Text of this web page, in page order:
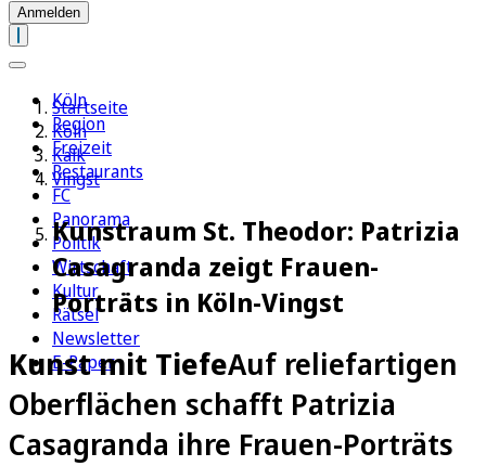
Anmelden
Köln
Region
Freizeit
Restaurants
FC
Panorama
Politik
Wirtschaft
Kultur
Rätsel
Newsletter
E-Paper
Startseite
Köln
Kalk
Vingst
Kunstraum St. Theodor: Patrizia
Casagranda zeigt Frauen-
Porträts in Köln-Vingst
Kunst mit TiefeAuf reliefartigen
Oberflächen schafft Patrizia
Casagranda ihre Frauen-Porträts